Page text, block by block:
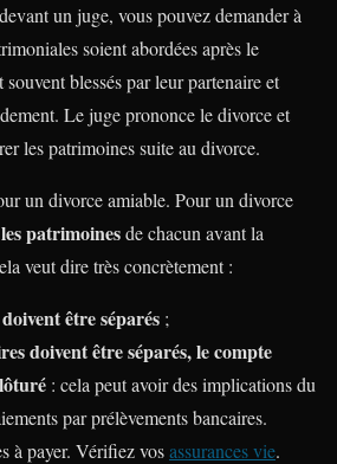
un juge, vous pouvez demander à
soient abordées après le
blessés par leur partenaire et
Le juge prononce le divorce et
les patrimoines suite au divorce.
un divorce amiable. Pour un divorce
patrimoinesde chacun avant la
veut dire très concrètement :
être séparés ;
doivent être séparés, le compte
: cela peut avoir des implications du
par prélèvements bancaires.
à payer. Vérifiez vosassurances vie.